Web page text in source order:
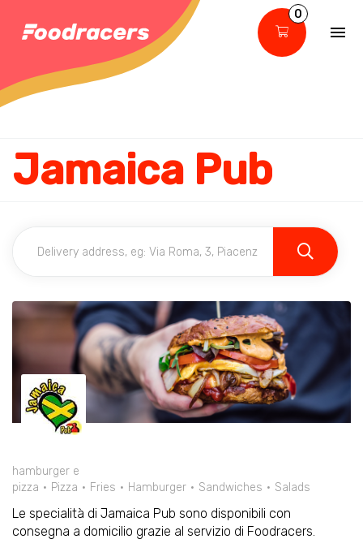
0
Jamaica Pub
hamburger e
pizza
Pizza Fries Hamburger Sandwiches Salads
Le specialità di Jamaica Pub sono disponibili con
consegna a domicilio grazie al servizio di Foodracers.